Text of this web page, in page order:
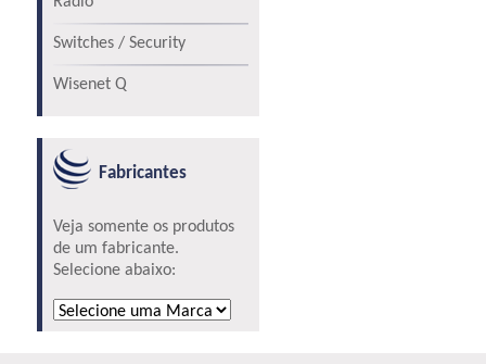
Switches / Security
Wisenet Q
Fabricantes
Veja somente os produtos
de um fabricante.
Selecione abaixo: